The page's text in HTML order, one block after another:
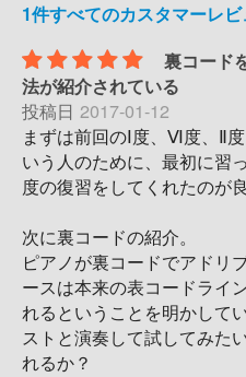
1件すべてのカスタマーレ
裏コード
法が紹介されている
投稿日 2017-01-12
まずは前回のⅠ度、Ⅵ度、Ⅱ
いう人のために、最初に習
度の復習をしてくれたのが良
次に裏コードの紹介。
ピアノが裏コードでアドリ
ースは本来の表コードライ
れるということを明かして
ストと演奏して試してみた
れるか？